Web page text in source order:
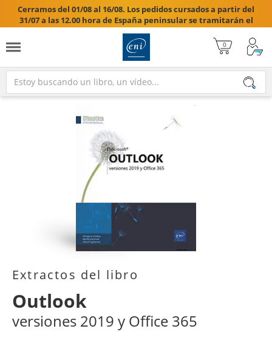
Cerramos del 01/08 al 16/08. Los pedidos cursados a partir del
31/07 a las 12.00 hora de España peninsular se tramitarán el
17/08/2026.

Extractos del libro
Outlook
versiones 2019 y Office 365